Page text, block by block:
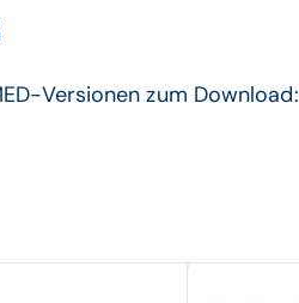
Versionen zum Download: